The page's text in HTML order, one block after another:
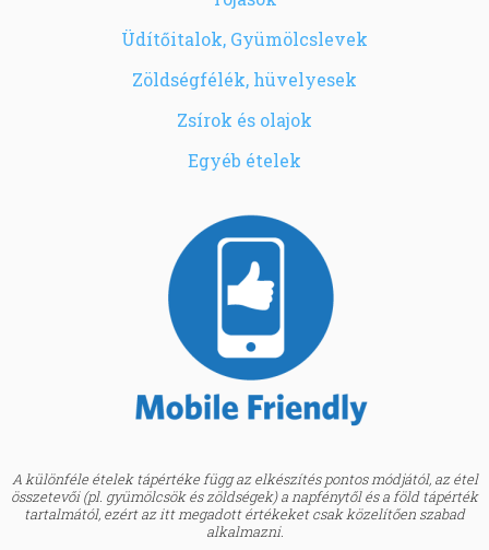
Üdítőitalok, Gyümölcslevek
Zöldségfélék, hüvelyesek
Zsírok és olajok
Egyéb ételek
A különféle ételek tápértéke függ az elkészítés pontos módjától, az étel
összetevői (pl. gyümölcsök és zöldségek) a napfénytől és a föld tápérték
tartalmától, ezért az itt megadott értékeket csak közelítően szabad
alkalmazni.